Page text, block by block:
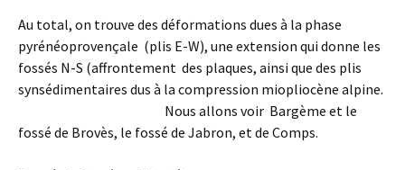
Au total, on trouve des déformations dues à la phase
pyrénéoprovençale (plis E-W), une extension qui donne les
fossés N-S (affrontement des plaques, ainsi que des plis
synsédimentaires dus à la compression miopliocène alpine.
Nous allons voir Bargème et le
fossé de Brovès, le fossé de Jabron, et de Comps.